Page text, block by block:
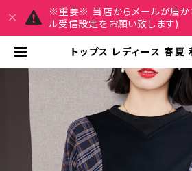
※重要※ 当店からメールが届か
ル受信設定をお願い致します)
トップス レディース 春夏
ン シャツ 長袖 レイヤード
ス チュニック チェック柄
チェック柄カットソー ブ
ゆったり 長袖トップス オフ
アル OL 上品 大人 10代
40代 C-TSS0049 |
ルセ 20代,30代,40代 レ